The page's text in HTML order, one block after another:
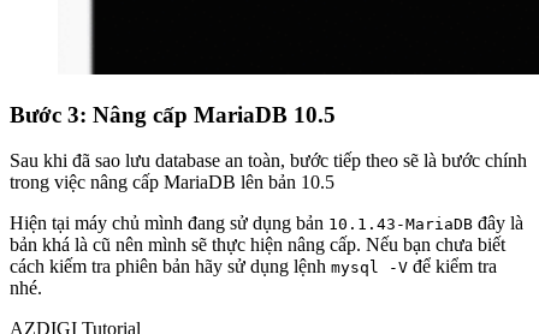
Bước 3: Nâng cấp MariaDB 10.5
Sau khi đã sao lưu database an toàn, bước tiếp theo sẽ là bước chính
trong việc nâng cấp MariaDB lên bản 10.5
Hiện tại máy chủ mình đang sử dụng bản 10.1.43-MariaDB đây là
bản khá là cũ nên mình sẽ thực hiện nâng cấp. Nếu bạn chưa biết
cách kiếm tra phiên bản hãy sử dụng lệnh mysql -V để kiểm tra
nhé.
AZDIGI Tutorial